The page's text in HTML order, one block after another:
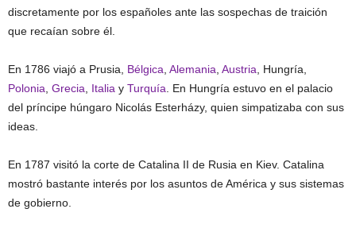
discretamente por los españoles ante las sospechas de traición
que recaían sobre él.
En 1786 viajó a Prusia, Bélgica Alemania Austria , Hungría,
Polonia Grecia Italia y Turquía . En Hungría estuvo en el palacio
del príncipe húngaro Nicolás Esterházy, quien simpatizaba con sus
ideas.
En 1787 visitó la corte de Catalina II de Rusia en Kiev. Catalina
mostró bastante interés por los asuntos de América y sus sistemas
de gobierno.